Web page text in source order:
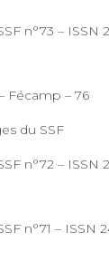
n°73 – ISSN
Fécamp – 76
du SSF
n°72 – ISSN
n°71 – ISSN